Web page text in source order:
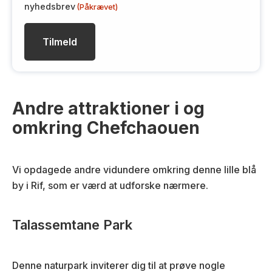
G
P
r
æ
v
)
nyhedsbrev(Påkrævet)
Andre attraktioner i og
omkring Chefchaouen
Vi opdagede andre vidundere omkring denne lille blå
by i Rif, som er værd at udforske nærmere.
Talassemtane Park
Denne naturpark inviterer dig til at prøve nogle